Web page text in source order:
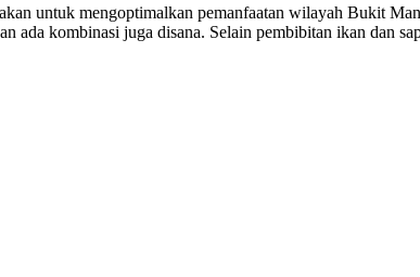
untuk mengoptimalkan pemanfaatan wilayah Bukit
ada kombinasi juga disana. Selain pembibitan ikan dan